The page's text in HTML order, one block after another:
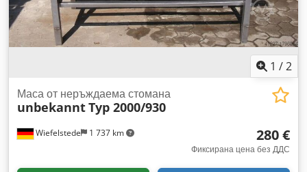
1 /2
Wiefelstede 1 737 km
Маса от неръждаема стомана
unbekanntTyp 2000/930
280 €
Фиксирана цена без ДДС